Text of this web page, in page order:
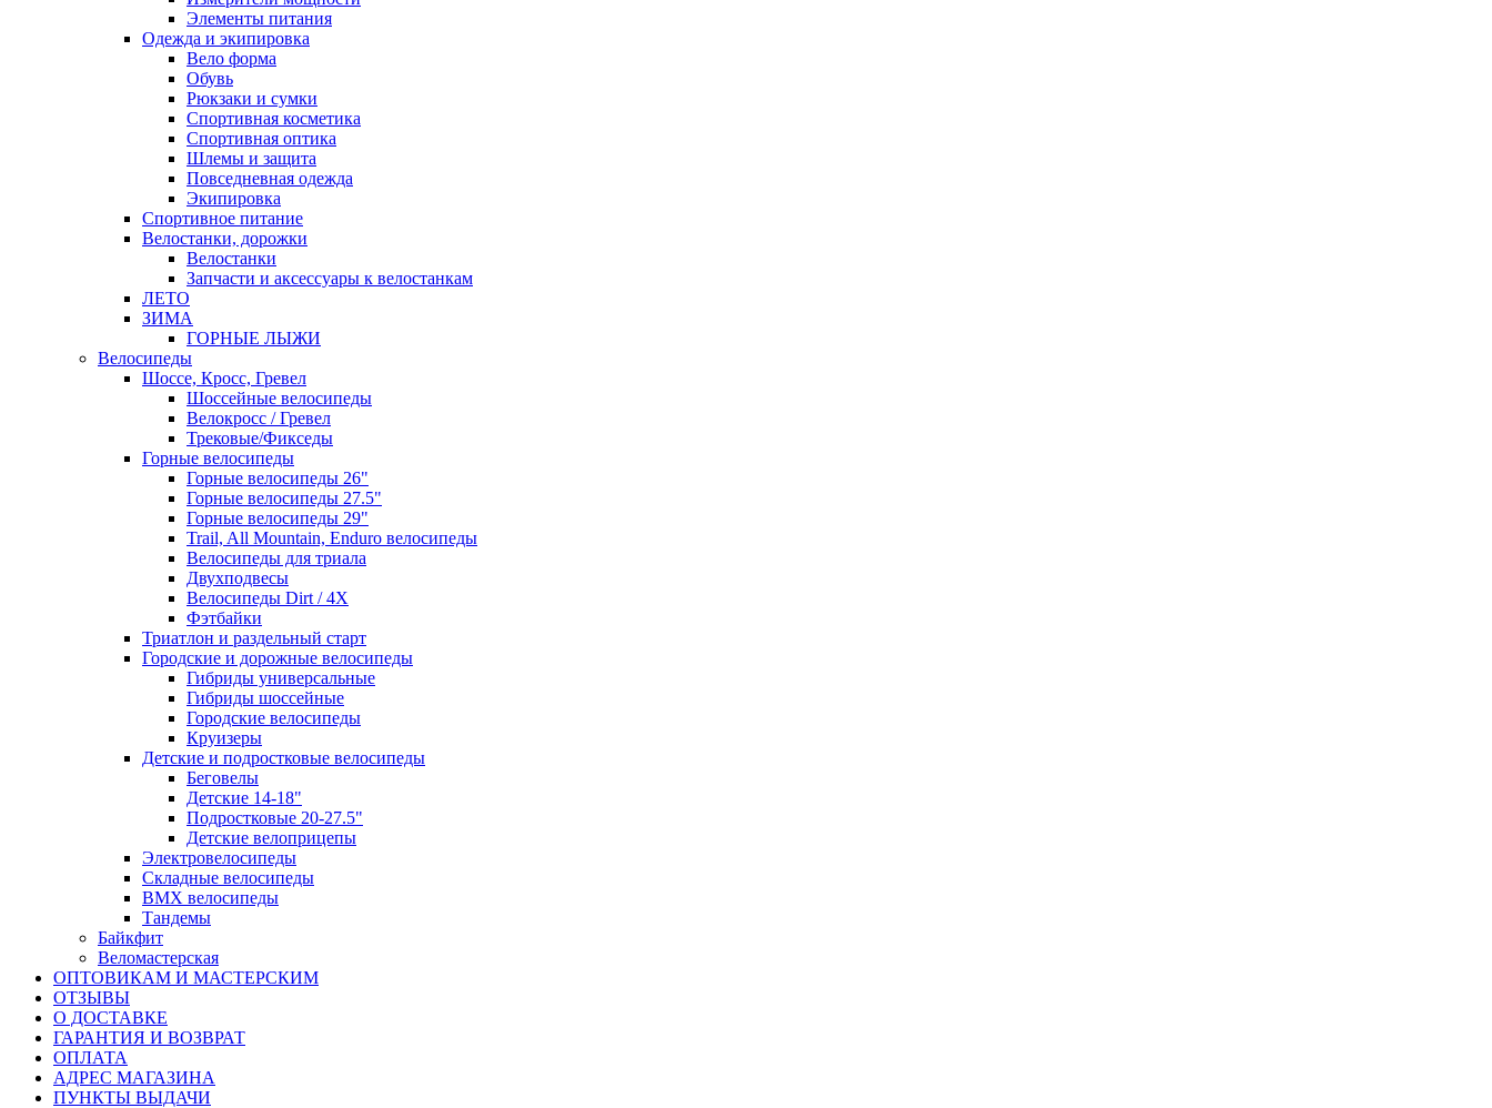
Элементы питания
Одежда и экипировка
Вело форма
Обувь
Рюкзаки и сумки
Спортивная косметика
Спортивная оптика
Шлемы и защита
Повседневная одежда
Экипировка
Спортивное питание
Велостанки, дорожки
Велостанки
Запчасти и аксессуары к велостанкам
ЛЕТО
ЗИМА
ГОРНЫЕ ЛЫЖИ
Велосипеды
Шоссе, Кросс, Гревел
Шоссейные велосипеды
Велокросс / Гревел
Трековые/Фикседы
Горные велосипеды
Горные велосипеды 26"
Горные велосипеды 27.5"
Горные велосипеды 29"
Trail, All Mountain, Enduro велосипеды
Велосипеды для триала
Двухподвесы
Велосипеды Dirt / 4X
Фэтбайки
Триатлон и раздельный старт
Городские и дорожные велосипеды
Гибриды универсальные
Гибриды шоссейные
Городские велосипеды
Круизеры
Детские и подростковые велосипеды
Беговелы
Детские 14-18"
Подростковые 20-27.5"
Детские велоприцепы
Электровелосипеды
Складные велосипеды
BMX велосипеды
Тандемы
Байкфит
Веломастерская
ОПТОВИКАМ И МАСТЕРСКИМ
ОТЗЫВЫ
О ДОСТАВКЕ
ГАРАНТИЯ И ВОЗВРАТ
ОПЛАТА
АДРЕС МАГАЗИНА
ПУНКТЫ ВЫДАЧИ